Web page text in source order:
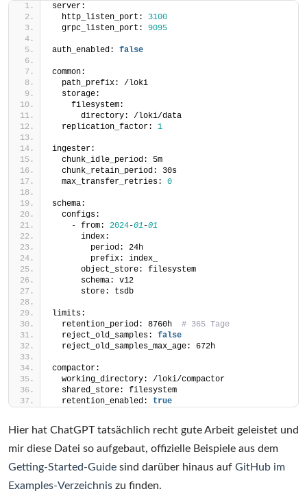
server:
  http_listen_port:
3100
  grpc_listen_port:
9095
auth_enabled: false
common:
  path_prefix: /loki
  storage:
    filesystem:
      directory: /loki/data
  replication_factor:
1
ingester:
  chunk_idle_period: 5m
  chunk_retain_period: 30s
  max_transfer_retries:
0
schema:
  configs:
    - from:
2024-01 -01
      index:
        period: 24h
        prefix: index_
      object_store: filesystem
      schema: v12
      store: tsdb
limits:
  retention_period: 8760h
# 365 Tage
  reject_old_samples:
false
  reject_old_samples_max_age: 672h
compactor:
  working_directory: /loki/compactor
  shared_store: filesystem
  retention_enabled:
true
Hier hat ChatGPT tatsächlich recht gute Arbeit geleistet und
mir diese Datei so aufgebaut, offizielle Beispiele aus dem
Getting-Started-Guide sind darüber hinaus auf GitHub im
Examples-Verzeichnis zu finden.